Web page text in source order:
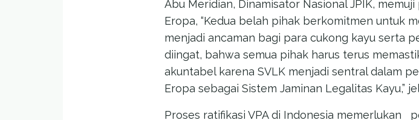
Abu Meridian, Dinamisator Nasional JPIK,
Eropa, “Kedua belah pihak berkomitmen untuk
menjadi ancaman bagi para cukong kayu serta
diingat, bahwa semua pihak harus terus
akuntabel karena SVLK menjadi sentral dalam
Eropa sebagai Sistem Jaminan Legalitas Kayu,”
Proses ratifikasi VPA di Indonesia memerlukan